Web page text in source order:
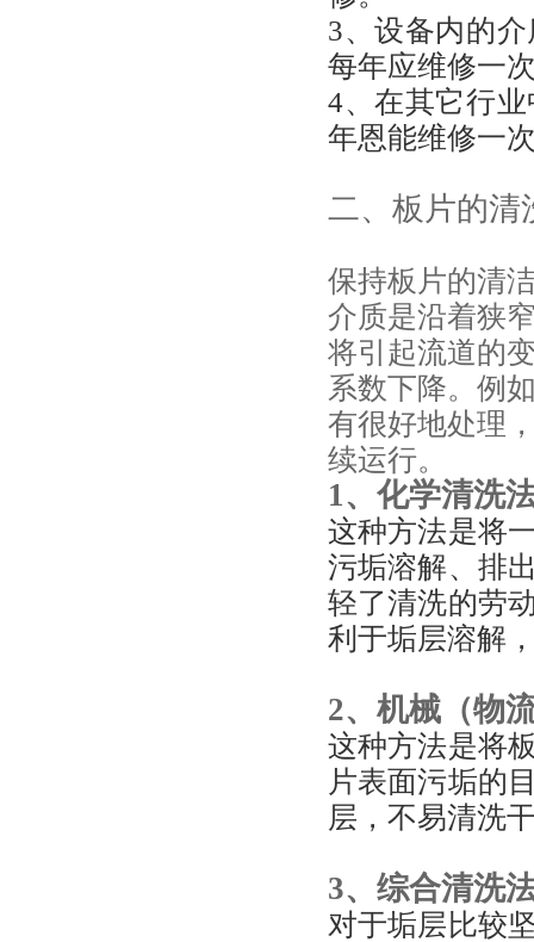
3、设备内的
每年应维修一
4、在其它行
年恩能维修一
二、板片的清
保持板片的清
介质是沿着狭
将引起流道的
系数下降。例
有很好地处理
续运行。
1、化学清洗
这种方法是将
污垢溶解、排
轻了清洗的劳
利于垢层溶解
2、机械（物
这种方法是将
片表面污垢的
层，不易清洗
3、综合清洗
对于垢层比较